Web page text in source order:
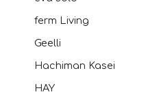
ferm Living
Geelli
Hachiman Kasei
HAY